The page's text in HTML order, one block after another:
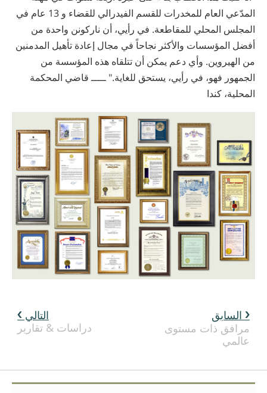
المدّعي العام للمخدرات للقسم الفيدرالي للقضاء و 13 عام في
المجلس المحلي للمقاطعة. في رأيي، أن ناركونن واحدة من
أفضل المؤسسات والأكثر نجاحاً في مجال إعادة تأهيل المدمنين
من الهيروين. وأي دعم يمكن أن تتلقاه هذه المؤسسة من
الجمهور فهو، في رأيي، يستحق للغاية." ـــــ قاضي المحكمة
المحلية، كندا
التالي
دراسات & تقارير
السابق
مرافق ذات مستوى
عالمي